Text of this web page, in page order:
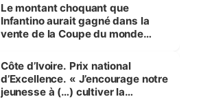
Le montant choquant que
Infantino aurait gagné dans la
vente de la Coupe du monde
Côte d’Ivoire. Prix national
d’Excellence. « J’encourage notre
jeunesse à (…) cultiver la